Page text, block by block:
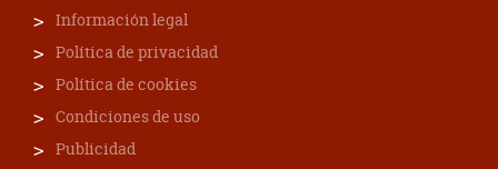
Información legal
Política de privacidad
Política de cookies
Condiciones de uso
Publicidad